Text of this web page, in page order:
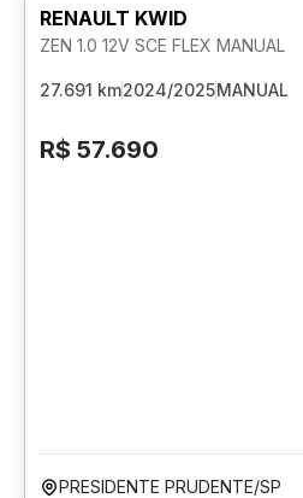
RENAULT KWID
ZEN 1.0 12V SCE FLEX MANUAL
27.691 km2024/2025MANUAL
R$ 57.690
PRESIDENTE PRUDENTE/SP